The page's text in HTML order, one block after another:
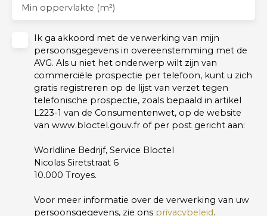
usage standard : entre 2900€ et 4000€ par an
(abonnements compris).
Min oppervlakte (m²)
Ik ga akkoord met de verwerking van mijn
persoonsgegevens in overeenstemming met de
AVG. Als u niet het onderwerp wilt zijn van
commerciële prospectie per telefoon, kunt u zich
gratis registreren op de lijst van verzet tegen
telefonische prospectie, zoals bepaald in artikel
L223-1 van de Consumentenwet, op de website
van www.bloctel.gouv.fr of per post gericht aan:
Worldline Bedrijf, Service Bloctel
Nicolas Siretstraat 6
10.000 Troyes.
Voor meer informatie over de verwerking van uw
persoonsgegevens, zie ons privacybeleid.